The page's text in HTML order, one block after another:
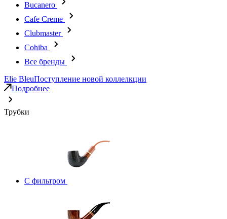
Bucanero
Cafe Creme
Clubmaster
Cohiba
Все бренды
Elie BleuПоступление новой коллелкции
Подробнее
Трубки
С фильтром